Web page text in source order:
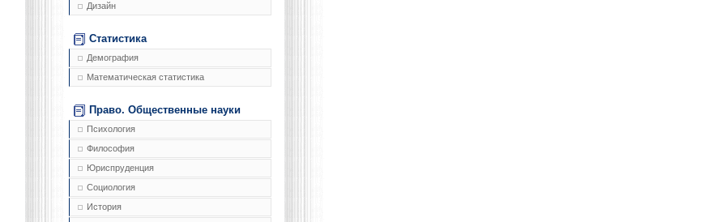
Дизайн
Статистика
Демография
Математическая статистика
Право. Общественные науки
Психология
Философия
Юриспруденция
Социология
История